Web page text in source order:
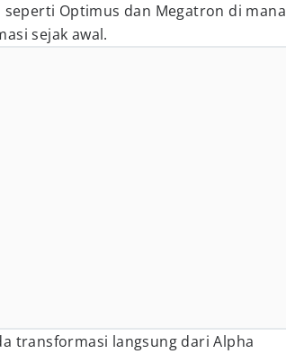
seperti Optimus dan Megatron di mana
sejak awal.
transformasi langsung dari Alpha